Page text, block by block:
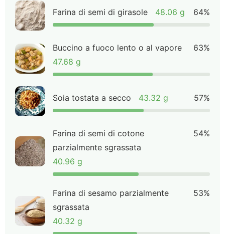
Farina di semi di girasole 48.06 g 64%
Buccino a fuoco lento o al vapore
47.68 g
63%
Soia tostata a secco 43.32 g 57%
Farina di semi di cotone
parzialmente sgrassata
40.96 g
54%
Farina di sesamo parzialmente
sgrassata
40.32 g
53%